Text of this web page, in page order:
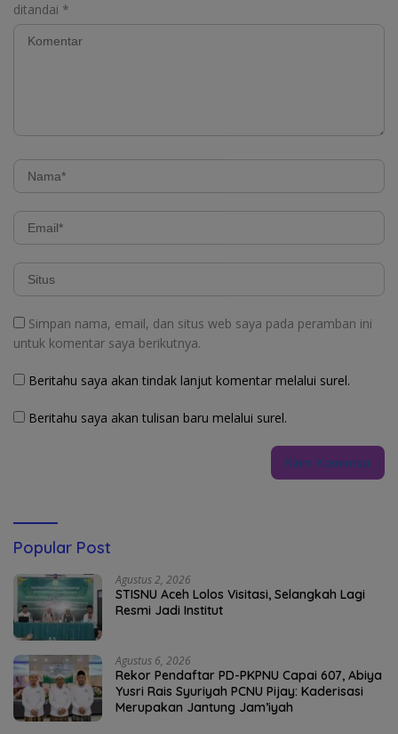
ditandai *
Simpan nama, email, dan situs web saya pada peramban ini
untuk komentar saya berikutnya.
Beritahu saya akan tindak lanjut komentar melalui surel.
Beritahu saya akan tulisan baru melalui surel.
Popular Post
Agustus 2, 2026
STISNU Aceh Lolos Visitasi, Selangkah Lagi
Resmi Jadi Institut
Agustus 6, 2026
Rekor Pendaftar PD-PKPNU Capai 607, Abiya
Yusri Rais Syuriyah PCNU Pijay: Kaderisasi
Merupakan Jantung Jam’iyah